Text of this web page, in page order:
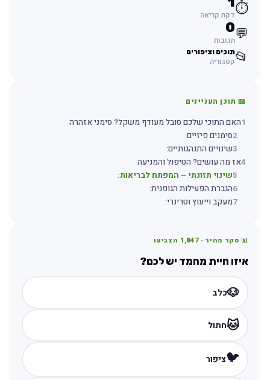
⏱️דקת קריאה
💬
0
תגובות
📂תוכים וציפורים
קטגוריה
📖 תוכן העניינים
האם התוכי שלכם סובל מעודף משקל? סימני אזהרה
2סימנים פיזיים:
שינויים התנהגותיים:
אז מה עושים? הטיפול והמניעה
שינוי תזונתי – המפתח לבריאות:
6הגברת הפעילות הגופנית:
7מעקב וייעוץ וטרינרי:
📊 סקר מהיר · 1,847הצביעו
איזו חיית מחמד יש לכם?
🐶כלב
🐱חתול
🐦ציפור